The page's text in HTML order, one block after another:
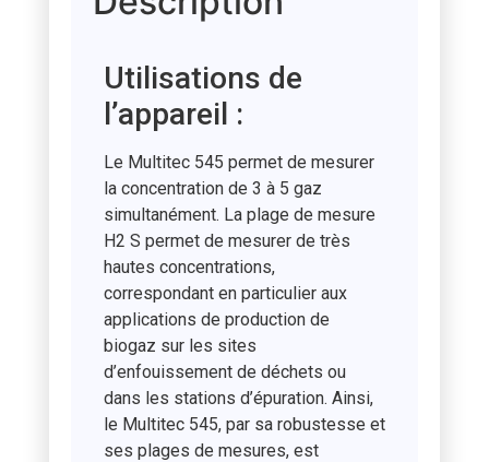
Utilisations de
l’appareil :
Le Multitec 545 permet de mesurer
la concentration de 3 à 5 gaz
simultanément. La plage de mesure
H2 S permet de mesurer de très
hautes concentrations,
correspondant en particulier aux
applications de production de
biogaz sur les sites
d’enfouissement de déchets ou
dans les stations d’épuration. Ainsi,
le Multitec 545, par sa robustesse et
ses plages de mesures, est